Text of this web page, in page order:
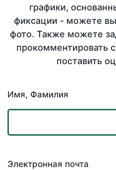
графики,
фиксации - можете
фото. Также можете
прокомментировать
поставить
Имя, Фамилия
Электронная почта